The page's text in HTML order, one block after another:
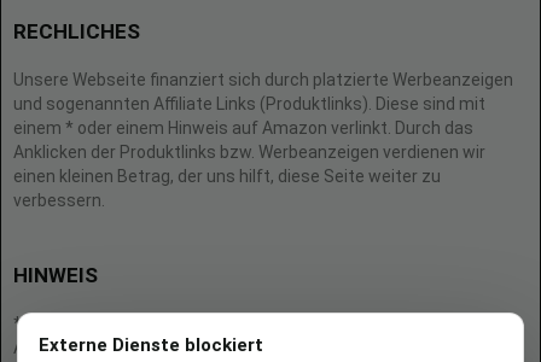
RECHLICHES
Unsere Webseite finanziert sich durch platzierte Werbeanzeigen
und sogenannten Affiliate Links (Produktlinks). Diese sind mit
einem * oder einem Hinweis auf Amazon verlinkt. Durch das
Anklicken der Produktlinks bzw. Werbeanzeigen verdienen wir
einen kleinen Betrag, der uns hilft, diese Seite weiter zu
verbessern.
HINWEIS
* = Afilliate-Link (=Werbung)
Als Amazon-Partner verdient der Seitenbetreiber an qualifizierten
Externe Dienste blockiert